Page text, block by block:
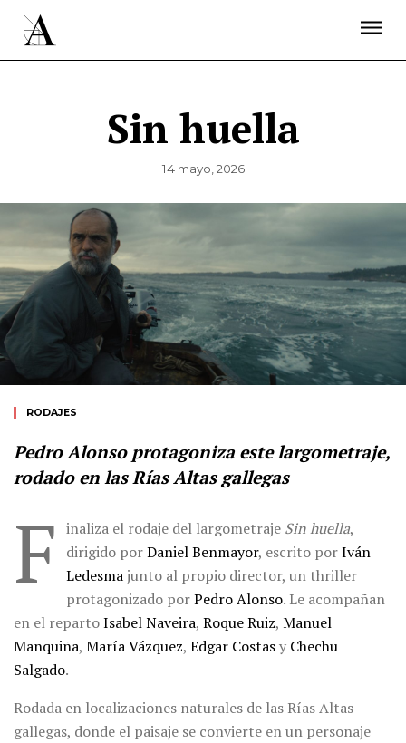
Sin huella
14 mayo, 2026
RODAJES
Pedro Alonso protagoniza este largometraje,
rodado en las Rías Altas gallegas
F inaliza el rodaje del largometraje Sin huella,
dirigido porDaniel Benmayor, escrito porIván
Ledesmajunto al propio director, un thriller
protagonizado porPedro Alonso. Le acompañan
en el repartoIsabel Naveira, Roque Ruiz, Manuel
Manquiña, María Vázquez, Edgar Costasy Chechu
Salgado.
Rodada en localizaciones naturales de las Rías Altas
gallegas, donde el paisaje se convierte en un personaje
ÚNETE A LA ACADEMIA DE CINE
PRENSA